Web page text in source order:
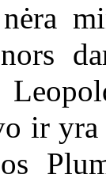
ir yra